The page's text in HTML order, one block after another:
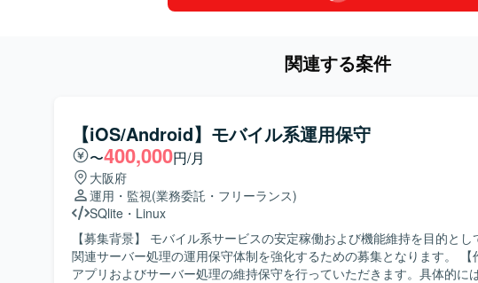
関連する案件
【iOS/Android】モバイル系運用保守
〜400,000円/月
大阪府
運用・監視(業務委託・フリーランス)
SQlite ・ Linux
【募集背景】 モバイル系サービスの安定稼働および機能維持を目的と
関連サーバー処理の運用保守体制を強化するための募集となります。 【作業内容】 既存のiOS
アプリおよびサーバー処理の維持保守を行っていただきます。具体的に